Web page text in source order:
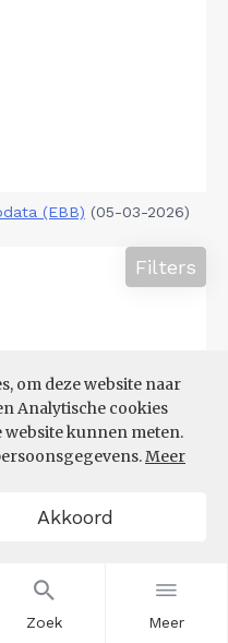
Zoek Meer
om deze website naar
Analytische cookies
kunnen meten.
Meer
Akkoord
(EBB) (05-03-2026)
Filters